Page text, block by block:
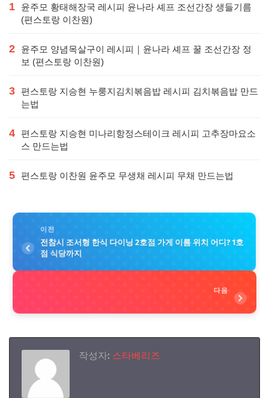
1
윤주모 황태해장국 레시피 윤나라 셰프 조선간장 생들기름
(편스토랑 이찬원)
2
윤주모 양념목살구이 레시피｜윤나라 셰프 꿀 조선간장 정
보 (편스토랑 이찬원)
3
편스토랑 지승현 누룽지김치볶음밥 레시피 김치볶음밥 만드
는법
4
편스토랑 지승현 미나리항정스테이크 레시피 고추장마요소
스 만드는법
5 편스토랑 이찬원 윤주모 무생채 레시피 무채 만드는법
이전
전참시 조서형 한식 다이닝 2호점 가게 이름 위치 어디? 1호
점 식당까지
다음
작성자: 스타베리즈